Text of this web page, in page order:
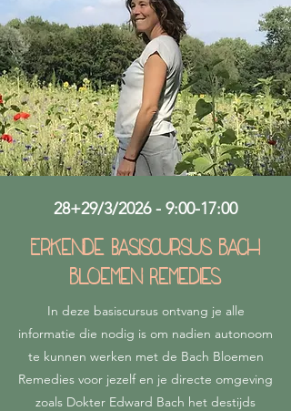
28+29/3/2026 - 9:00-17:00
Erkende basiscursus Bach
Bloemen Remedies
In deze basiscursus ontvang je alle
informatie die nodig is om nadien autonoom
te kunnen werken met de Bach Bloemen
Remedies voor jezelf en je directe omgeving
zoals Dokter Edward Bach het destijds